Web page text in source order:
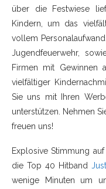
über die Festwiese
Kindern, um das
vollem
Jugendfeuerwehr,
Firmen mit Gewinnen
vielfältiger
Sie uns mit Ihren
unterstützen. Nehmen
freuen uns!
Explosive Stimmung
die Top 40 Hitband
wenige Minuten um